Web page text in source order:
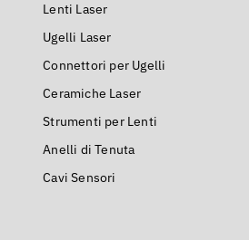
Lenti Laser
Ugelli Laser
Connettori per Ugelli
Ceramiche Laser
Strumenti per Lenti
Anelli di Tenuta
Cavi Sensori